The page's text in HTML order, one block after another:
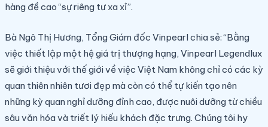
hàng đề cao “sự riêng tư xa xỉ”.
Bà Ngô Thị Hương, Tổng Giám đốc Vinpearl chia sẻ: “Bằng
việc thiết lập một hệ giá trị thượng hạng, Vinpearl Legendlux
sẽ giới thiệu với thế giới về việc Việt Nam không chỉ có các kỳ
quan thiên nhiên tươi đẹp mà còn có thể tự kiến tạo nên
những kỳ quan nghỉ dưỡng đỉnh cao, được nuôi dưỡng từ chiều
sâu văn hóa và triết lý hiếu khách đặc trưng. Chúng tôi hy